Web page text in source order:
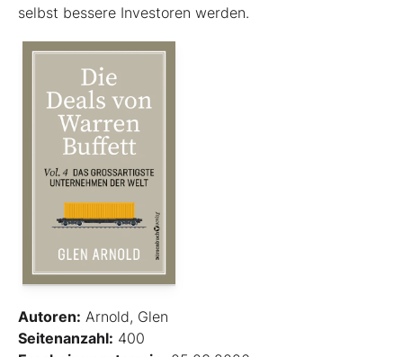
selbst bessere Investoren werden.
Autoren: Arnold, Glen
Seitenanzahl: 400